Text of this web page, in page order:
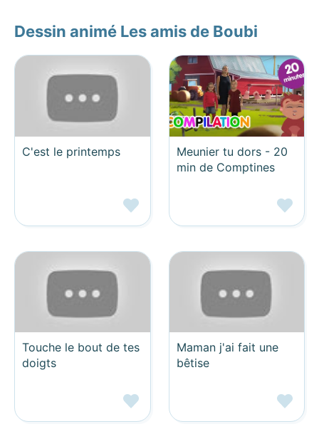
Dessin animé Les amis de Boubi
C'est le printemps
Meunier tu dors - 20
min de Comptines
Touche le bout de tes
doigts
Maman j'ai fait une
bêtise